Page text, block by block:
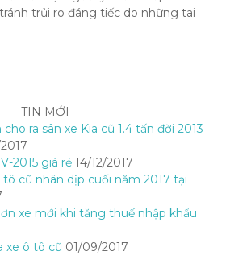
trủi ro đáng tiếc do những tai
TIN MỚI
ra sân xe Kia cũ 1.4 tấn đời 2013
2015 giá rẻ14/12/2017
tô cũ nhân dịp cuối năm 2017 tại
xe mới khi tăng thuế nhập khẩu
xe ô tô cũ 01/09/2017